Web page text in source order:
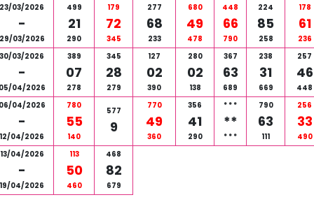
23/03/2026
-
03/2026
499
21
290
179
72
345
277
68
233
680
49
478
448
66
790
224
85
258
178
61
236
30/03/2026
-
04/2026
389
07
278
345
28
279
127
02
390
280
02
138
367
63
689
238
31
669
257
46
448
04/2026
-
12/04/2026
780
55
140
577
9
770
49
360
356
41
290
* * *
**
* * *
790
63
111
256
33
490
13/04/2026
-
19/04/2026
113
50
460
468
82
679